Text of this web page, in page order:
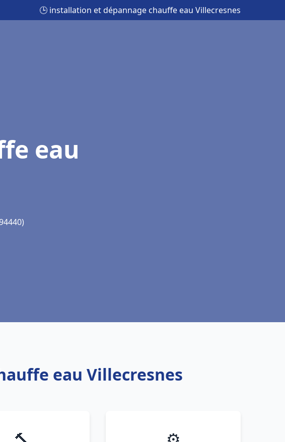
🕒 installation et dépannage chauffe eau Villecresnes
eau
eau Villecresnes